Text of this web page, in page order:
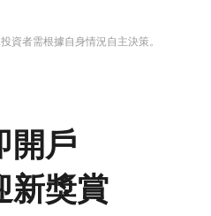
資者需根據自身情況自主決策。
開戶
新獎賞